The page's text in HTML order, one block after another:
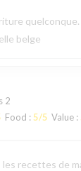
belge
2
Food : 5/5 Value :
recettes de